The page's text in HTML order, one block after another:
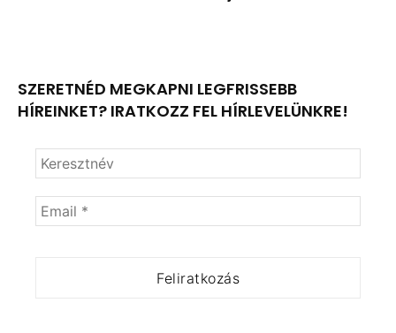
SZERETNÉD MEGKAPNI LEGFRISSEBB
HÍREINKET? IRATKOZZ FEL HÍRLEVELÜNKRE!